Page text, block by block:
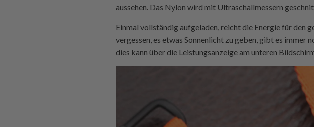
aussehen. Das Nylon wird mit Ultraschallmessern
Einmal vollständig aufgeladen, reicht die Energie für den
vergessen, es etwas Sonnenlicht zu geben, gibt es
dies kann über die Leistungsanzeige am unteren